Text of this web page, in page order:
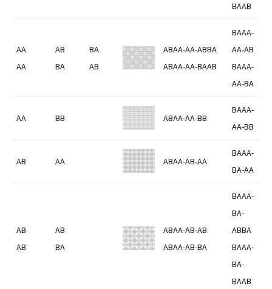
BAAB
AA
AA
AB
BA
BA
AB
ABAA-AA-ABBA
ABAA-AA-BAAB
BAAA-
AA-AB
BAAA-
AA-BA
AA BB ABAA-AA-BB
BAAA-
AA-BB
AB AA ABAA-AB-AA
BAAA-
BA-AA
AB
AB
AB
BA
ABAA-AB-AB
ABAA-AB-BA
BAAA-
BA-
ABBA
BAAA-
BA-
BAAB